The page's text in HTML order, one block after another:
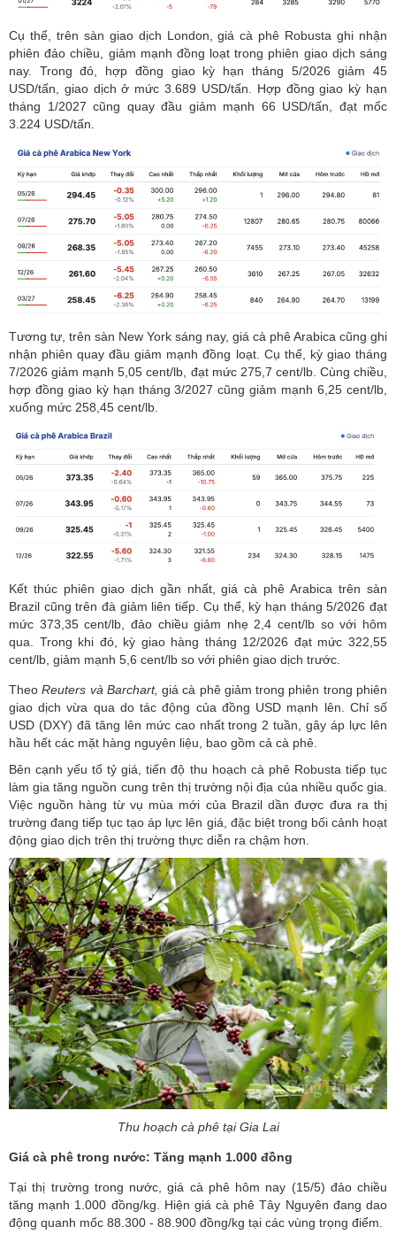
Cụ thể, trên sàn giao dịch London, giá cà phê Robusta ghi nhận
phiên đảo chiều, giảm mạnh đồng loạt trong phiên giao dịch sáng
nay. Trong đó, hợp đồng giao kỳ hạn tháng 5/2026 giảm 45
USD/tấn, giao dịch ở mức 3.689 USD/tấn. Hợp đồng giao kỳ hạn
tháng 1/2027 cũng quay đầu giảm mạnh 66 USD/tấn, đạt mốc
3.224 USD/tấn.
Tương tự, trên sàn New York sáng nay, giá cà phê Arabica cũng ghi
nhận phiên quay đầu giảm mạnh đồng loạt. Cụ thể, kỳ giao tháng
7/2026 giảm mạnh 5,05 cent/lb, đạt mức 275,7 cent/lb. Cùng chiều,
hợp đồng giao kỳ hạn tháng 3/2027 cũng giảm mạnh 6,25 cent/lb,
xuống mức 258,45 cent/lb.
Kết thúc phiên giao dịch gần nhất, giá cà phê Arabica trên sàn
Brazil cũng trên đà giảm liên tiếp. Cụ thể, kỳ hạn tháng 5/2026 đạt
mức 373,35 cent/lb, đảo chiều giảm nhẹ 2,4 cent/lb so với hôm
qua. Trong khi đó, kỳ giao hàng tháng 12/2026 đạt mức 322,55
cent/lb, giảm mạnh 5,6 cent/lb so với phiên giao dịch trước.
TheoReuters và Barchart, giá cà phê giảm trong phiên trong phiên
giao dịch vừa qua do tác động của đồng USD mạnh lên. Chỉ số
USD (DXY) đã tăng lên mức cao nhất trong 2 tuần, gây áp lực lên
hầu hết các mặt hàng nguyên liệu, bao gồm cả cà phê.
Bên cạnh yếu tố tỷ giá, tiến độ thu hoạch cà phê Robusta tiếp tục
làm gia tăng nguồn cung trên thị trường nội địa của nhiều quốc gia.
Việc nguồn hàng từ vụ mùa mới của Brazil dần được đưa ra thị
trường đang tiếp tục tạo áp lực lên giá, đặc biệt trong bối cảnh hoạt
động giao dịch trên thị trường thực diễn ra chậm hơn.
Thu hoạch cà phê tại Gia Lai
Giá cà phê trong nước: Tăng mạnh 1.000 đồng
Tại thị trường trong nước, giá cà phê hôm nay (15/5) đảo chiều
tăng mạnh 1.000 đồng/kg. Hiện giá cà phê Tây Nguyên đang dao
động quanh mốc 88.300 - 88.900 đồng/kg tại các vùng trọng điểm.